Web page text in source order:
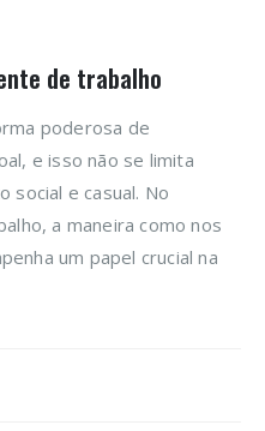
de trabalho
poderosa de
e isso não se limita
social e casual. No
a maneira como nos
um papel crucial na